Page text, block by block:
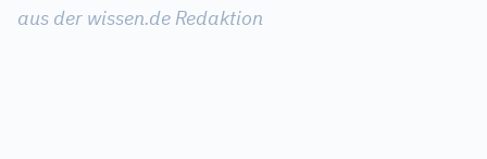
aus der wissen.de Redaktion